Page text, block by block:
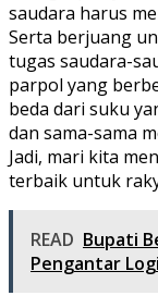
saudara harus
Serta berjuang
tugas saudara-
parpol yang
beda dari suku
dan sama-sama
Jadi, mari kita
terbaik untuk
READ Bupati
Pengantar